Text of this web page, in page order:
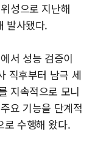
성으로 지난해
발사됐다.
서 성능 검증이
직후부터 남극 세
지속적으로 모니
요 기능을 단계적
로 수행해 왔다.